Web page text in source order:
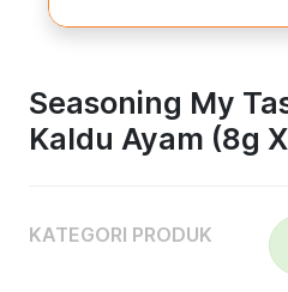
Seasoning My
Kaldu Ayam (8g
KATEGORI PRODUK